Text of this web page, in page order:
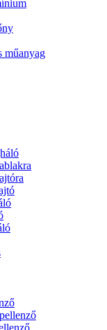
műanyag